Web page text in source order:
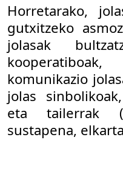
Horretarako,
gutxitzeko
jolasak
komunikazio
jolas
eta tailerrak
sustapena,